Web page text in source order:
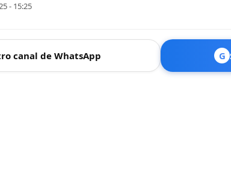
- 15:25
canal de WhatsApp G